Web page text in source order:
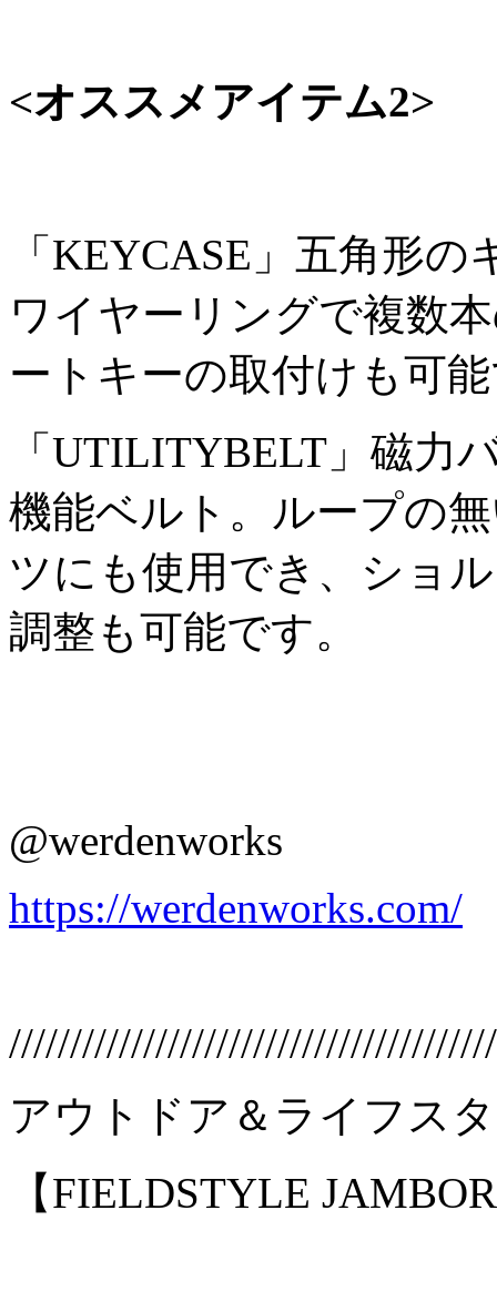
<オススメアイテム2>
「KEYCASE」五角形
ワイヤーリングで複数
ートキーの取付けも可
「UTILITYBELT」磁力
機能ベルト。ループの
ツにも使用でき、ショ
調整も可能です。
@werdenworks
https://werdenworks.com/
アウトドア＆ライフス
【FIELDSTYLE